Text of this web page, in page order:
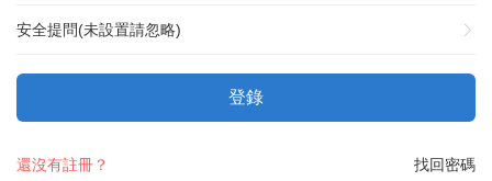
安全提問(未設置請忽略)
登錄
找回密碼
還沒有註冊？